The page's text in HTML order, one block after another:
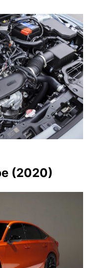
(2020)